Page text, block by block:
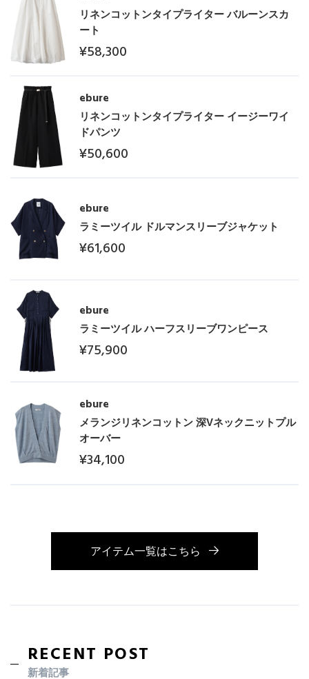
リネンコットンタイプライター バルーンスカ
ート
¥58,300
ebure
リネンコットンタイプライター イージーワイ
ドパンツ
¥50,600
ebure
ラミーツイル ドルマンスリーブジャケット
¥61,600
ebure
ラミーツイル ハーフスリーブワンピース
¥75,900
ebure
メランジリネンコットン 深Vネックニットプル
オーバー
¥34,100
アイテム一覧はこちら
RECENT POST
新着記事